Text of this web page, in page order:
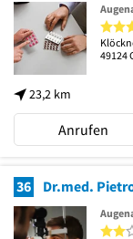
23,2 km
49124
Anrufen
36 Dr.med.